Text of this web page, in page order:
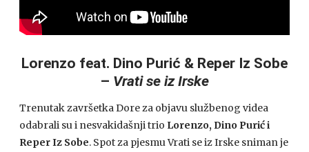
Lorenzo feat. Dino Purić & Reper Iz Sobe
– Vrati se iz Irske
Trenutak završetka Dore za objavu službenog videa
odabrali su i nesvakidašnji trio Lorenzo, Dino Purić i
Reper Iz Sobe. Spot za pjesmu Vrati se iz Irske sniman je